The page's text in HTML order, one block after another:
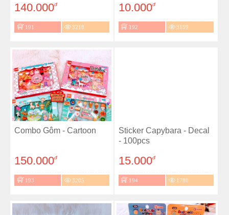
140.000đ
191 3218
10.000đ
192 3159
Combo Gôm - Cartoon
150.000đ
193 3205
Sticker Capybara - Decal
- 100pcs
15.000đ
194 1780